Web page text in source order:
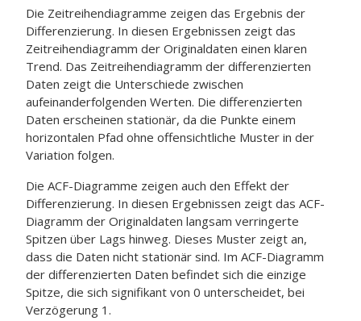
Die Zeitreihendiagramme zeigen das Ergebnis der
Differenzierung. In diesen Ergebnissen zeigt das
Zeitreihendiagramm der Originaldaten einen klaren
Trend. Das Zeitreihendiagramm der differenzierten
Daten zeigt die Unterschiede zwischen
aufeinanderfolgenden Werten. Die differenzierten
Daten erscheinen stationär, da die Punkte einem
horizontalen Pfad ohne offensichtliche Muster in der
Variation folgen.
Die ACF-Diagramme zeigen auch den Effekt der
Differenzierung. In diesen Ergebnissen zeigt das ACF-
Diagramm der Originaldaten langsam verringerte
Spitzen über Lags hinweg. Dieses Muster zeigt an,
dass die Daten nicht stationär sind. Im ACF-Diagramm
der differenzierten Daten befindet sich die einzige
Spitze, die sich signifikant von 0 unterscheidet, bei
Verzögerung 1.